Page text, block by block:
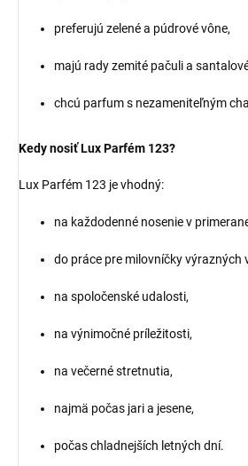
preferujú zelené a púdrové vône,
majú rady zemité pačuli a
chcú parfum s nezameniteľným
Kedy nosiť Lux Parfém 123?
Lux Parfém 123 je vhodný:
na každodenné nosenie v
do práce pre milovníčky výrazných
na spoločenské udalosti,
na výnimočné príležitosti,
na večerné stretnutia,
najmä počas jari a jesene,
počas chladnejších letných dní.